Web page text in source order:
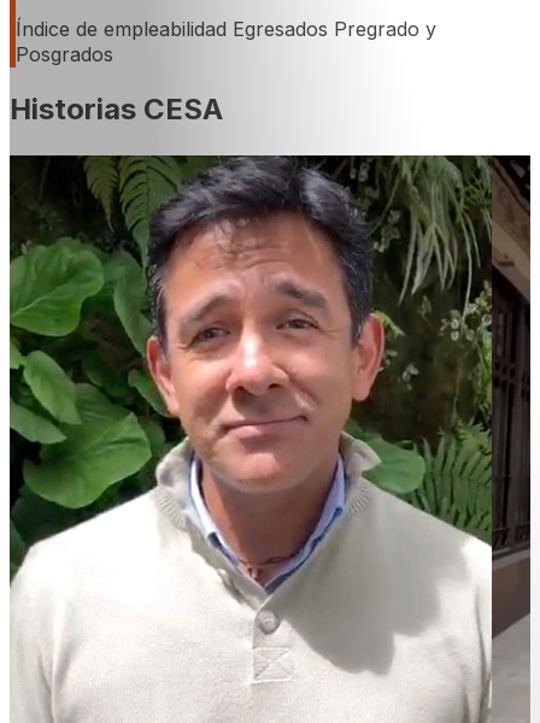
Índice de empleabilidad Egresados Pregrado y
Posgrados
Historias CESA